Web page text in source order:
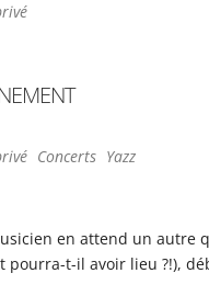
Concerts Yazz
en attend un autre
pourra-t-il avoir lieu ?!),